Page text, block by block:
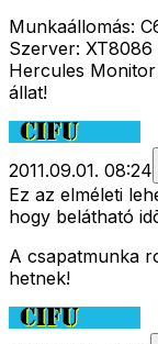
Munkaállomás:
Szerver:
Hercules Monitor
állat!
2011.09.01. 08:24
Ez az elméleti
hogy belátható
A csapatmunka
hetnek!